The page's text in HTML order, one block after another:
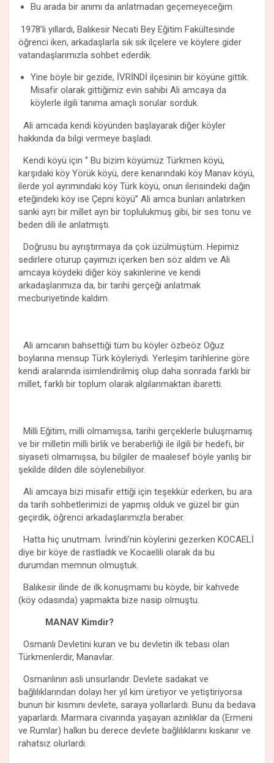
Bu arada bir anımı da anlatmadan geçemeyeceğim.
1978’li yıllardı, Balıkesir Necati Bey Eğitim Fakültesinde
öğrenci iken, arkadaşlarla sık sık ilçelere ve köylere gider
vatandaşlarımızla sohbet ederdik.
Yine böyle bir gezide, İVRİNDİ ilçesinin bir köyüne gittik.
Misafir olarak gittiğimiz evin sahibi Ali amcaya da
köylerle ilgili tanıma amaçlı sorular sorduk.
Ali amcada kendi köyünden başlayarak diğer köyler
hakkında da bilgi vermeye başladı.
Kendi köyü için ‘’ Bu bizim köyümüz Türkmen köyü,
karşıdaki köy Yörük köyü, dere kenarındaki köy Manav köyü,
ilerde yol ayrımındaki köy Türk köyü, onun ilerisindeki dağın
eteğindeki köy ise Çepni köyü’’ Ali amca bunları anlatırken
sanki ayrı bir millet ayrı bir toplulukmuş gibi, bir ses tonu ve
beden dili ile anlatmıştı.
Doğrusu bu ayrıştırmaya da çok üzülmüştüm. Hepimiz
sedirlere oturup çayımızı içerken ben söz aldım ve Ali
amcaya köydeki diğer köy sakinlerine ve kendi
arkadaşlarımıza da, bir tarihi gerçeği anlatmak
mecburiyetinde kaldım.
Ali amcanın bahsettiği tüm bu köyler özbeöz Oğuz
boylarına mensup Türk köyleriydi. Yerleşim tarihlerine göre
kendi aralarında isimlendirilmiş olup daha sonrada farklı bir
millet, farklı bir toplum olarak algılanmaktan ibaretti.
Milli Eğitim, milli olmamışsa, tarihi gerçeklerle buluşmamış
ve bir milletin milli birlik ve beraberliği ile ilgili bir hedefi, bir
siyaseti olmamışsa, bu bilgiler de maalesef böyle yanlış bir
şekilde dilden dile söylenebiliyor.
Ali amcaya bizi misafir ettiği için teşekkür ederken, bu ara
da tarih sohbetlerimizi de yapmış olduk ve güzel bir gün
geçirdik, öğrenci arkadaşlarımızla beraber.
Hatta hiç unutmam. İvrindi’nin köylerini gezerken KOCAELİ
diye bir köye de rastladık ve Kocaelili olarak da bu
durumdan memnun olmuştuk.
Balıkesir ilinde de ilk konuşmamı bu köyde, bir kahvede
(köy odasında) yapmakta bize nasip olmuştu.
MANAV Kimdir?
Osmanlı Devletini kuran ve bu devletin ilk tebası olan
Türkmenlerdir, Manavlar.
Osmanlının asli unsurlarıdır. Devlete sadakat ve
bağlılıklarından dolayı her yıl kim üretiyor ve yetiştiriyorsa
bunun bir kısmını devlete, saraya yollarlardı. Bunu da bedava
yaparlardı. Marmara civarında yaşayan azınlıklar da (Ermeni
ve Rumlar) halkın bu derece devlete bağlılıklarını kıskanır ve
rahatsız olurlardı.